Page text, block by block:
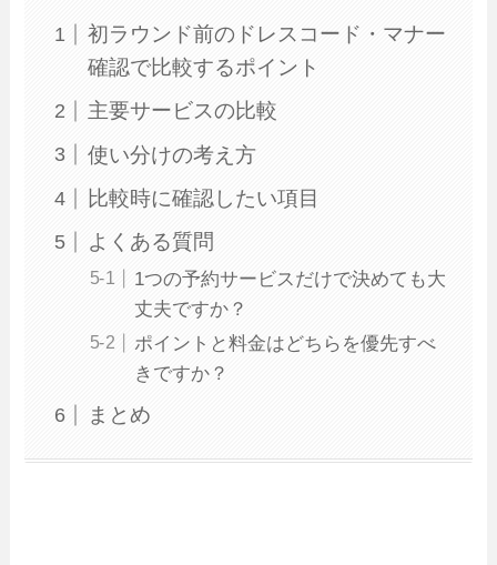
初ラウンド前のドレスコード・マナー
確認で比較するポイント
主要サービスの比較
使い分けの考え方
比較時に確認したい項目
よくある質問
1つの予約サービスだけで決めても大
丈夫ですか？
ポイントと料金はどちらを優先すべ
きですか？
まとめ